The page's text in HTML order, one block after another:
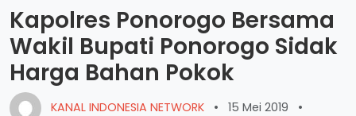
Kapolres Ponorogo Bersama
Wakil Bupati Ponorogo Sidak
Harga Bahan Pokok
KANAL INDONESIA NETWORK • 15 Mei 2019
•